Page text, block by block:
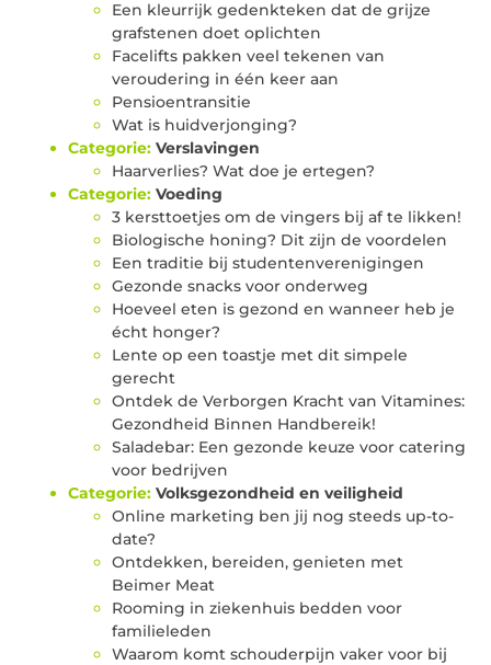
Een kleurrijk gedenkteken dat de grijze
grafstenen doet oplichten
Facelifts pakken veel tekenen van
veroudering in één keer aan
Pensioentransitie
Wat is huidverjonging?
Categorie: Verslavingen
Haarverlies? Wat doe je ertegen?
Categorie: Voeding
3 kersttoetjes om de vingers bij af te likken!
Biologische honing? Dit zijn de voordelen
Een traditie bij studentenverenigingen
Gezonde snacks voor onderweg
Hoeveel eten is gezond en wanneer heb je
écht honger?
Lente op een toastje met dit simpele
gerecht
Ontdek de Verborgen Kracht van Vitamines:
Gezondheid Binnen Handbereik!
Saladebar: Een gezonde keuze voor catering
voor bedrijven
Categorie: Volksgezondheid en veiligheid
Online marketing ben jij nog steeds up-to-
date?
Ontdekken, bereiden, genieten met
Beimer Meat
Rooming in ziekenhuis bedden voor
familieleden
Waarom komt schouderpijn vaker voor bij